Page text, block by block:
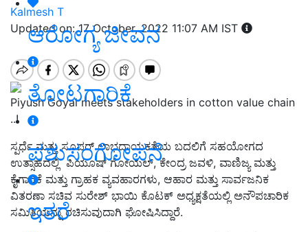
ಆರೋಗ್ಯ ಜೀವನ
ತೋಟಗಾರಿಕೆ
ಪಶುಸಂಗೋಪನೆ
ಇತರೆ
Kalmesh T
Updated on: 17 October, 2022 11:07 AM IST
Piyush Goyal meets stakeholders in cotton value chain
..!
ಸ್ಪರ್ಧೆ ಮತ್ತು ಸೂಪರ್ ಲಾಭದಾಯಕತೆಯ ಬದಲಿಗೆ ಸಹಯೋಗದ
ಉತ್ಸಾಹದಲ್ಲಿ ಪಿಯೂಷ್ ಗೋಯಲ್, ಕೇಂದ್ರ ಜವಳಿ, ವಾಣಿಜ್ಯ ಮತ್ತು
ಕೈಗಾರಿಕೆ ಮತ್ತು ಗ್ರಾಹಕ ವ್ಯವಹಾರಗಳು, ಆಹಾರ ಮತ್ತು ಸಾರ್ವಜನಿಕ
ವಿತರಣಾ ಸಚಿವ ಸುರೇಶ್ ಭಾಯಿ ಕೊಟಕ್ ಅಧ್ಯಕ್ಷತೆಯಲ್ಲಿ ಅನೌಪಚಾರಿಕ
ಸಮಿತಿಯನ್ನು ರಚಿಸುವುದಾಗಿ ಘೋಷಿಸಿದ್ದಾರೆ.